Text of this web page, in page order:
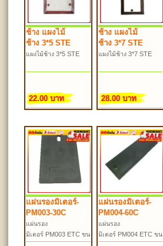
ช้าง แผงไม้
ช้าง 3*5 STE
แผงไม้ช้าง 3*5 STE
22.00 บาท
ช้าง แผงไม้
ช้าง 3*7 STE
แผงไม้ช้าง 3*7 STE
28.00 บาท
แผ่นรองมิเตอร์-
PM003-30C
แผ่นรอง
มิเตอร์ PM003 ETC ขน
แผ่นรองมิเตอร์-
PM004-60C
แผ่นรอง
มิเตอร์ PM004 ETC ขน